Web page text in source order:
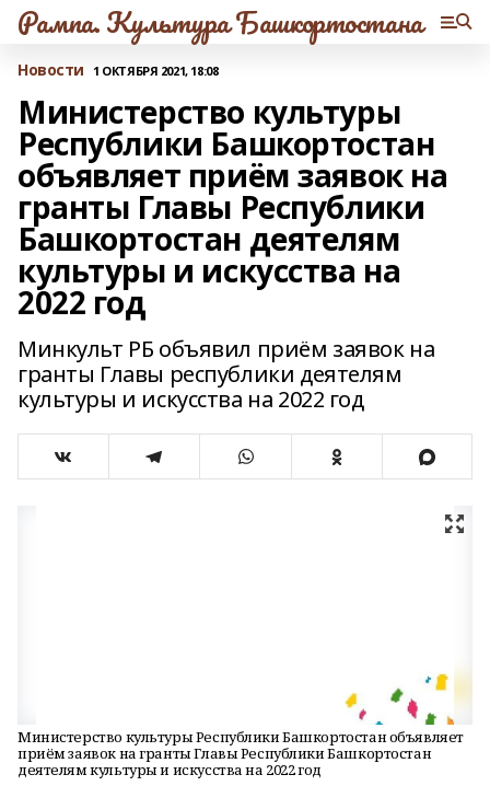
Рампа. Культура Башкортостана
Новости 1 ОКТЯБРЯ 2021, 18:08
Министерство культуры
Республики Башкортостан
объявляет приём заявок на
гранты Главы Республики
Башкортостан деятелям
культуры и искусства на
2022 год
Минкульт РБ объявил приём заявок на
гранты Главы республики деятелям
культуры и искусства на 2022 год
Министерство культуры Республики Башкортостан объявляет
приём заявок на гранты Главы Республики Башкортостан
деятелям культуры и искусства на 2022 год